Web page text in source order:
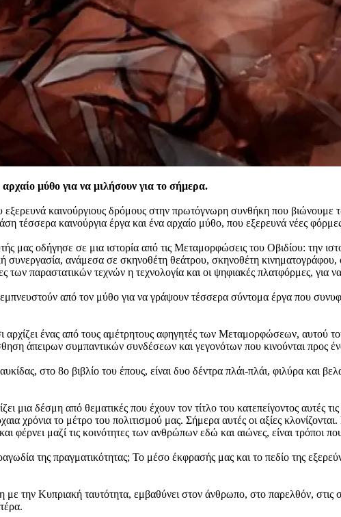
μύθο για να μιλήσουν για το σήμερα.
καινούργιους δρόμους στην πρωτόγνωρη συνθήκη που
τέσσερα καινούργια έργα και ένα αρχαίο μύθο, που εξερευνά νέες
μας οδήγησε σε μια ιστορία από τις Μεταμορφώσεις του Οβιδίου: την
συνεργασία, ανάμεσα σε σκηνοθέτη θεάτρου, σκηνοθέτη
παραστατικών τεχνών η τεχνολογία και οι ψηφιακές πλατφόρμες, για
από τον μύθο για να γράψουν τέσσερα σύντομα έργα που
ένας από τους αμέτρητους αφηγητές των Μεταμορφώσεων, αυτού
άπειρων συμπαντικών συνδέσεων και γεγονότων που κινούνται προς
στο 8ο βιβλίο του έπους, είναι δυο δέντρα πλάι-πλάι, φιλύρα και
μια δέσμη από θεματικές που έχουν τον τίτλο του κατεπείγοντος αυτές
χρόνια το μέτρο του πολιτισμού μας. Σήμερα αυτές οι αξίες
φέρνει μαζί τις κοινότητες των ανθρώπων εδώ και αιώνες, είναι τρόποι
της πραγματικότητας; Το μέσο έκφρασής μας και το πεδίο της
με την Κυπριακή ταυτότητα, εμβαθύνει στον άνθρωπο, στο παρελθόν, στις